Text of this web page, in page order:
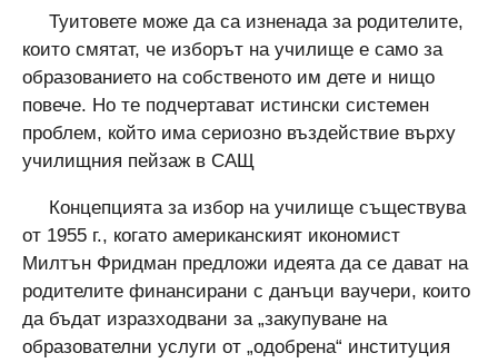
Туитовете може да са изненада за родителите,
които смятат, че изборът на училище е само за
образованието на собственото им дете и нищо
повече. Но те подчертават истински системен
проблем, който има сериозно въздействие върху
училищния пейзаж в САЩ
Концепцията за избор на училище съществува
от 1955 г., когато американският икономист
Милтън Фридман предложи идеята да се дават на
родителите финансирани с данъци ваучери, които
да бъдат изразходвани за „закупуване на
образователни услуги от „одобрена“ институция